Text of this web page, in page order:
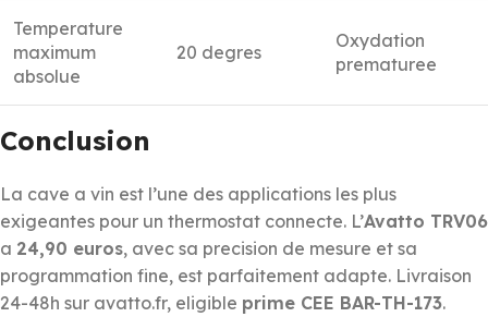
Temperature
maximum
absolue
20 degres
Oxydation
prematuree
Conclusion
La cave a vin est l’une des applications les plus
exigeantes pour un thermostat connecte. L’Avatto TRV06
a 24,90 euros, avec sa precision de mesure et sa
programmation fine, est parfaitement adapte. Livraison
24-48h sur avatto.fr, eligible prime CEE BAR-TH-173.